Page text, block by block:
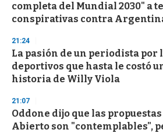
completa del Mundial 2030" a
conspirativas contra
21:24
La pasión de un periodista por
deportivos que hasta le costó
historia de Willy Viola
21:07
Oddone dijo que las
Abierto son "contemplables",